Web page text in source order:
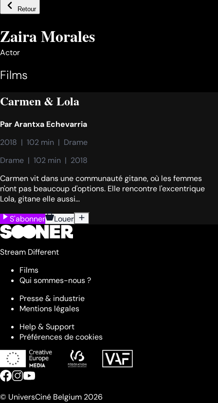
Retour
Zaira Morales
Actor
Films
Carmen & Lola
ParArantxa Echevarria
2018  |  102 min  |  Drame
Drame  |  102 min  |  2018
Carmen vit dans une communauté gitane, où les femmes
n'ont pas beaucoup d'options. Elle rencontre l'excentrique
Lola, gitane elle aussi...
S'abonner
Louer
Stream Different
Films
Qui sommes-nous ?
Presse & industrie
Mentions légales
Help & Support
Préférences de cookies
© UniversCiné Belgium 2026